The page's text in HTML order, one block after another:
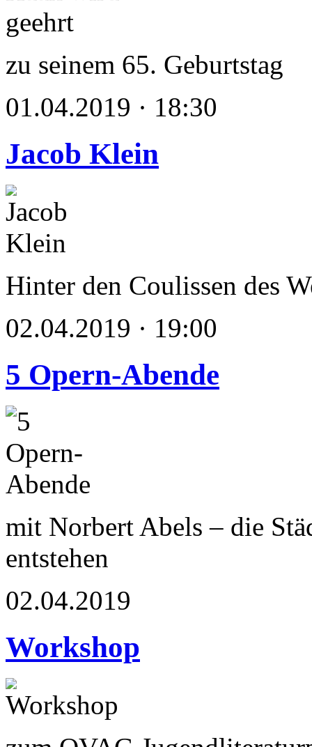
zu seinem 65. Geburtstag
01.04.2019 · 18:30
Jacob Klein
Hinter den Coulissen des
02.04.2019 · 19:00
5 Opern-Abende
mit Norbert Abels – die
entstehen
02.04.2019
Workshop